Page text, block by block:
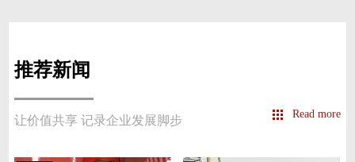
推荐新闻
让价值共享 记录企业发展脚步 Read more